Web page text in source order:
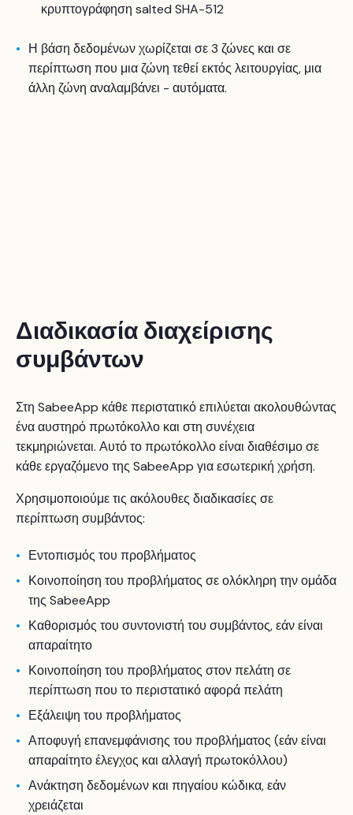
κρυπτογράφηση salted SHA-512
Η βάση δεδομένων χωρίζεται σε 3 ζώνες και σε
περίπτωση που μια ζώνη τεθεί εκτός λειτουργίας, μια
άλλη ζώνη αναλαμβάνει - αυτόματα.
Διαδικασία διαχείρισης
συμβάντων
Στη SabeeApp κάθε περιστατικό επιλύεται ακολουθώντας
ένα αυστηρό πρωτόκολλο και στη συνέχεια
τεκμηριώνεται. Αυτό το πρωτόκολλο είναι διαθέσιμο σε
κάθε εργαζόμενο της SabeeApp για εσωτερική χρήση.
Χρησιμοποιούμε τις ακόλουθες διαδικασίες σε
περίπτωση συμβάντος:
Εντοπισμός του προβλήματος
Κοινοποίηση του προβλήματος σε ολόκληρη την ομάδα
της SabeeApp
Καθορισμός του συντονιστή του συμβάντος, εάν είναι
απαραίτητο
Κοινοποίηση του προβλήματος στον πελάτη σε
περίπτωση που το περιστατικό αφορά πελάτη
Εξάλειψη του προβλήματος
Αποφυγή επανεμφάνισης του προβλήματος (εάν είναι
απαραίτητο έλεγχος και αλλαγή πρωτοκόλλου)
Ανάκτηση δεδομένων και πηγαίου κώδικα, εάν
χρειάζεται